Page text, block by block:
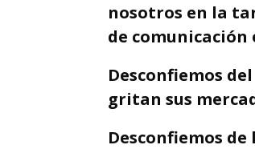
nosotros en la
de
Desconfiemos
gritan sus
Desconfiemos